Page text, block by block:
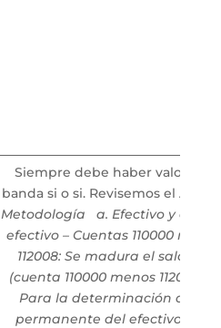
Siempre debe haber valor en
banda si o si. Revisemos el
Metodología
a. Efectivo y
efectivo – Cuentas 110000 menos
112008: Se madura el saldo a
(cuenta 110000 menos 112001 a
Para la determinación de la
permanente del efectivo se